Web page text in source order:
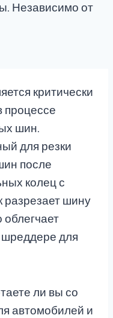
Независимо от
критически
шин.
для резки
после
колец с
разрезает шину
облегчает
для
ли вы со
автомобилей и